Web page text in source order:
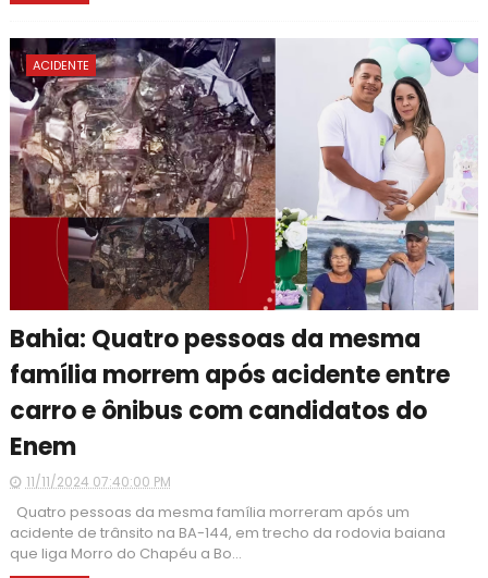
ACIDENTE
Bahia: Quatro pessoas da mesma
família morrem após acidente entre
carro e ônibus com candidatos do
Enem
11/11/2024 07:40:00 PM
Quatro pessoas da mesma família morreram após um
acidente de trânsito na BA-144, em trecho da rodovia baiana
que liga Morro do Chapéu a Bo...